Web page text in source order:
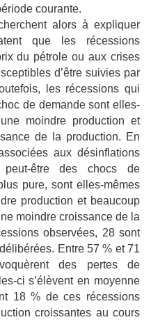
courante.
alors à expliquer
que les récessions
du pétrole ou aux crises
d’être suivies par
les récessions qui
de demande sont elles-
moindre production et
de la production. En
aux désinflations
peut-être des chocs de
pure, sont elles-mêmes
production et beaucoup
moindre croissance de la
observées, 28 sont
Entre 57 % et 71
des pertes de
ci s’élèvent en moyenne
18 % de ces récessions
croissantes au cours